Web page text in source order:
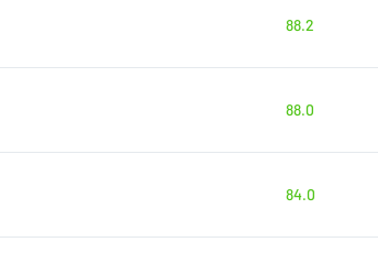
88.2
88.0
84.0